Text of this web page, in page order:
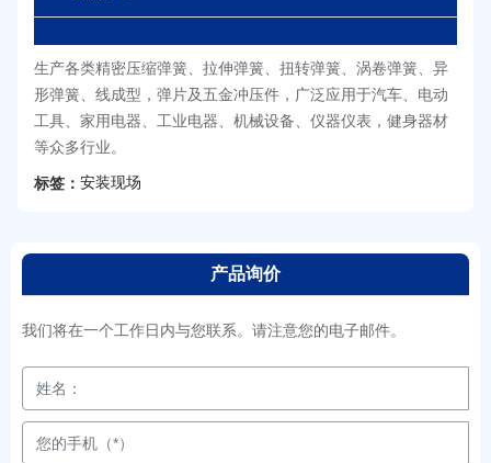
生产各类精密压缩弹簧、拉伸弹簧、扭转弹簧、涡卷弹簧、异
形弹簧、线成型，弹片及五金冲压件，广泛应用于汽车、电动
工具、家用电器、工业电器、机械设备、仪器仪表，健身器材
等众多行业。
标签： 安装现场
产品询价
我们将在一个工作日内与您联系。请注意您的电子邮件。